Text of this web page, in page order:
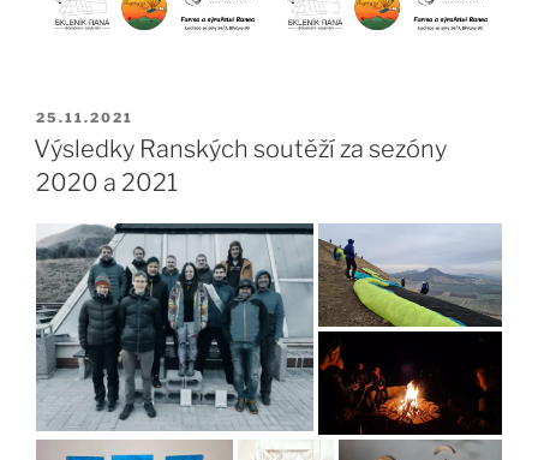
PUBLIKOVÁNO
25.11.2021
Výsledky Ranských soutěží za sezóny
2020 a 2021